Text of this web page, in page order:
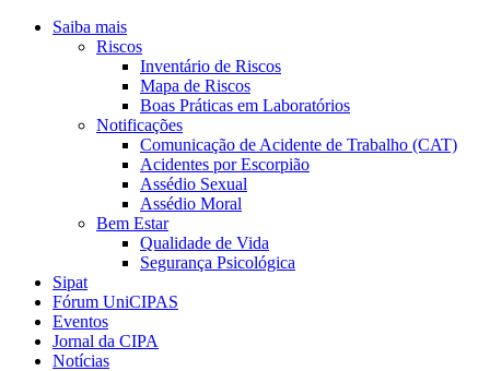
Saiba mais
Riscos
Inventário de Riscos
Mapa de Riscos
Boas Práticas em Laboratórios
Notificações
Comunicação de Acidente de Trabalho (CAT)
Acidentes por Escorpião
Assédio Sexual
Assédio Moral
Bem Estar
Qualidade de Vida
Segurança Psicológica
Sipat
Fórum UniCIPAS
Eventos
Jornal da CIPA
Notícias